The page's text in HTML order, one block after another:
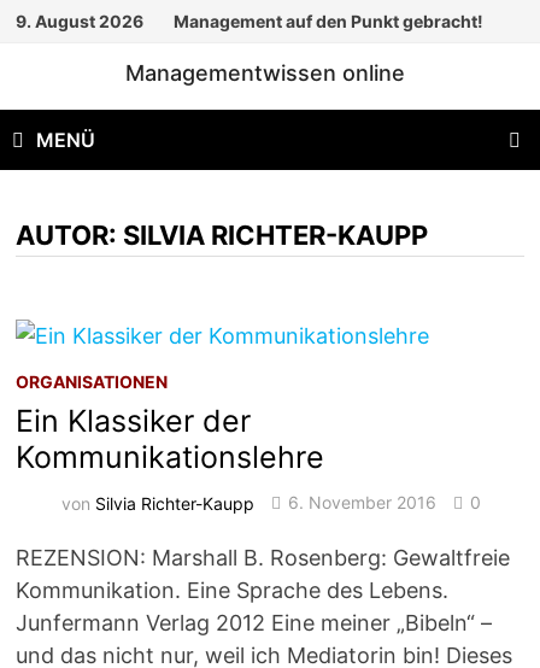
Zum
9. August 2026 Management auf den Punkt gebracht!
Managementwissen online
MENÜ
AUTOR: SILVIA RICHTER-KAUPP
ORGANISATIONEN
Ein Klassiker der
Kommunikationslehre
von Silvia Richter-Kaupp 6. November 2016 0
REZENSION: Marshall B. Rosenberg: Gewaltfreie
Kommunikation. Eine Sprache des Lebens.
Junfermann Verlag 2012 Eine meiner „Bibeln“ –
und das nicht nur, weil ich Mediatorin bin! Dieses